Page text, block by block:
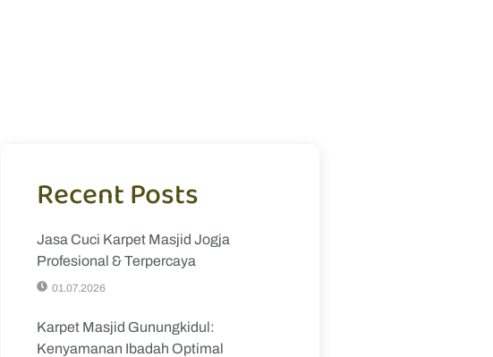
Recent Posts
Jasa Cuci Karpet Masjid Jogja
Profesional & Terpercaya
01.07.2026
Karpet Masjid Gunungkidul:
Kenyamanan Ibadah Optimal